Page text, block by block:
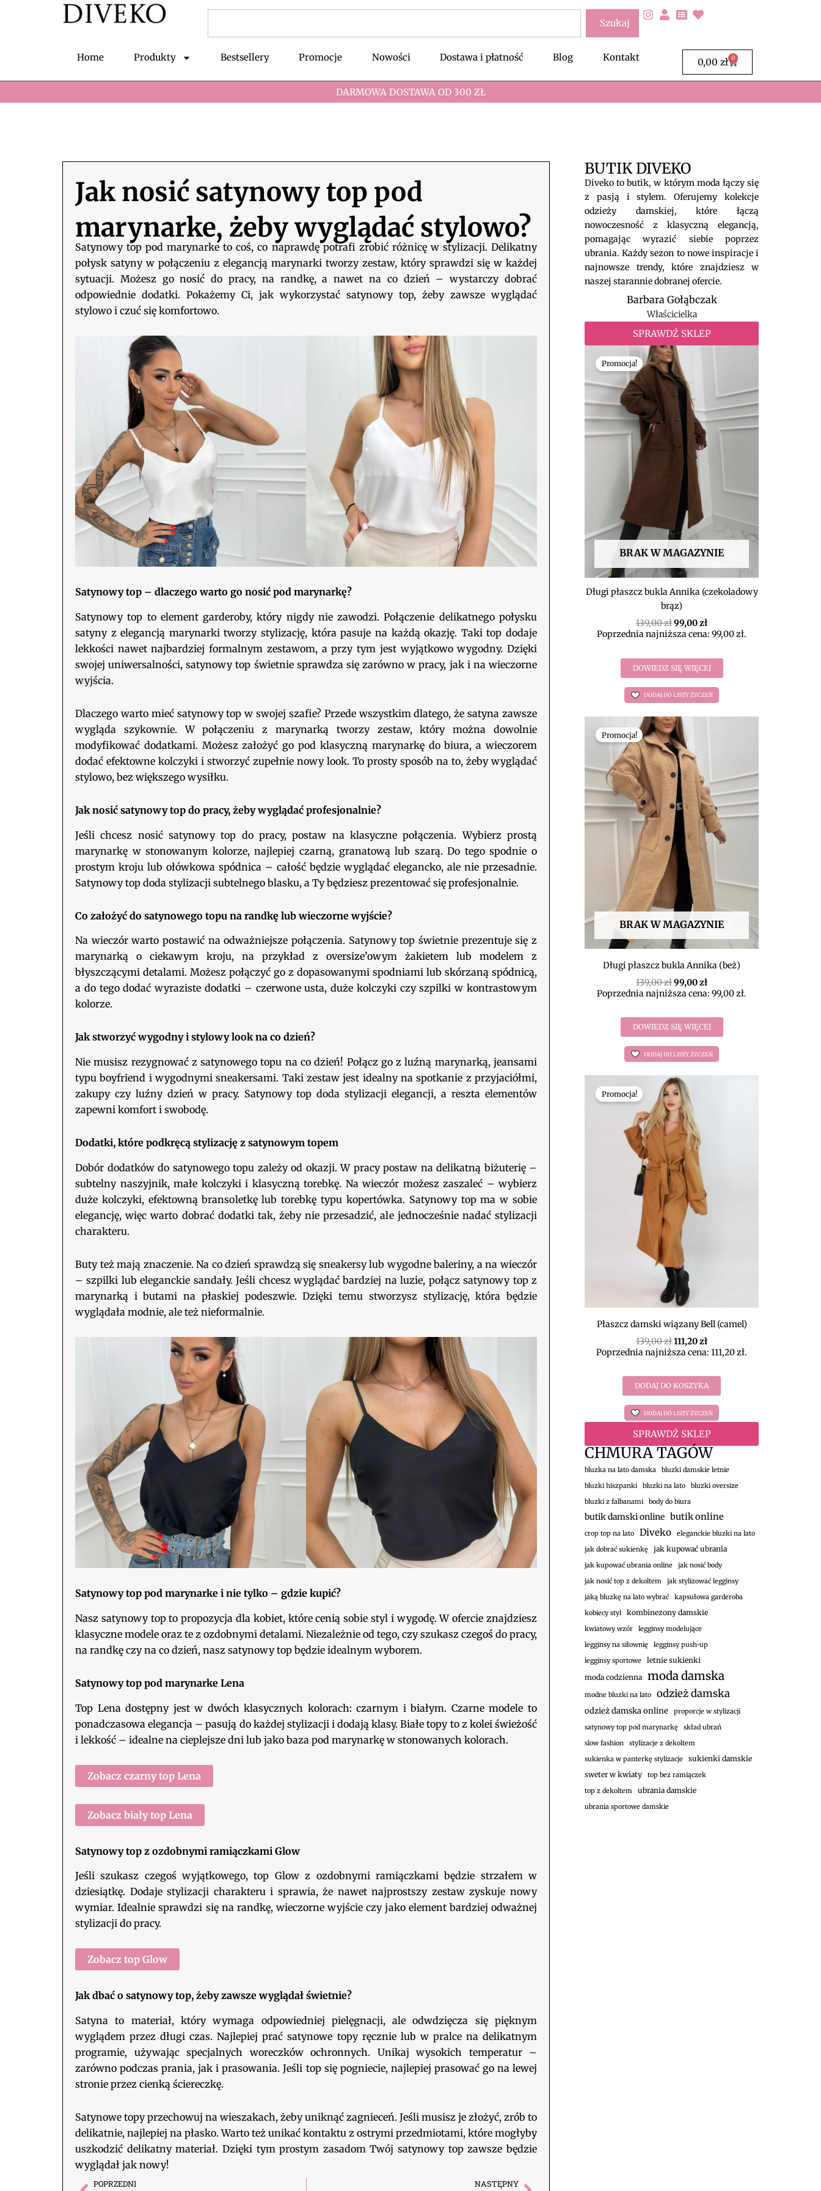
Szukaj
Home Produkty Bestsellery Promocje Nowości Dostawa i płatność Blog Kontakt 0,00 zł 0
Wózek
DARMOWA DOSTAWA OD 300 ZŁ
Jak nosić satynowy top pod
marynarke, żeby wyglądać stylowo?
Satynowy top pod marynarke to coś, co naprawdę potrafi zrobić różnicę w stylizacji. Delikatny
połysk satyny w połączeniu z elegancją marynarki tworzy zestaw, który sprawdzi się w każdej
sytuacji. Możesz go nosić do pracy, na randkę, a nawet na co dzień – wystarczy dobrać
odpowiednie dodatki. Pokażemy Ci, jak wykorzystać satynowy top, żeby zawsze wyglądać
stylowo i czuć się komfortowo.
Satynowy top – dlaczego warto go nosić pod marynarkę?
Satynowy top to element garderoby, który nigdy nie zawodzi. Połączenie delikatnego połysku
satyny z elegancją marynarki tworzy stylizację, która pasuje na każdą okazję. Taki top dodaje
lekkości nawet najbardziej formalnym zestawom, a przy tym jest wyjątkowo wygodny. Dzięki
swojej uniwersalności, satynowy top świetnie sprawdza się zarówno w pracy, jak i na wieczorne
wyjścia.
Dlaczego warto mieć satynowy top w swojej szafie? Przede wszystkim dlatego, że satyna zawsze
wygląda szykownie. W połączeniu z marynarką tworzy zestaw, który można dowolnie
modyfikować dodatkami. Możesz założyć go pod klasyczną marynarkę do biura, a wieczorem
dodać efektowne kolczyki i stworzyć zupełnie nowy look. To prosty sposób na to, żeby wyglądać
stylowo, bez większego wysiłku.
Jak nosić satynowy top do pracy, żeby wyglądać profesjonalnie?
Jeśli chcesz nosić satynowy top do pracy, postaw na klasyczne połączenia. Wybierz prostą
marynarkę w stonowanym kolorze, najlepiej czarną, granatową lub szarą. Do tego spodnie o
prostym kroju lub ołówkowa spódnica – całość będzie wyglądać elegancko, ale nie przesadnie.
Satynowy top doda stylizacji subtelnego blasku, a Ty będziesz prezentować się profesjonalnie.
Co założyć do satynowego topu na randkę lub wieczorne wyjście?
Na wieczór warto postawić na odważniejsze połączenia. Satynowy top świetnie prezentuje się z
marynarką o ciekawym kroju, na przykład z oversize’owym żakietem lub modelem z
błyszczącymi detalami. Możesz połączyć go z dopasowanymi spodniami lub skórzaną spódnicą,
a do tego dodać wyraziste dodatki – czerwone usta, duże kolczyki czy szpilki w kontrastowym
kolorze.
Jak stworzyć wygodny i stylowy look na co dzień?
Nie musisz rezygnować z satynowego topu na co dzień! Połącz go z luźną marynarką, jeansami
typu boyfriend i wygodnymi sneakersami. Taki zestaw jest idealny na spotkanie z przyjaciółmi,
zakupy czy luźny dzień w pracy. Satynowy top doda stylizacji elegancji, a reszta elementów
zapewni komfort i swobodę.
Dodatki, które podkręcą stylizację z satynowym topem
Dobór dodatków do satynowego topu zależy od okazji. W pracy postaw na delikatną biżuterię –
subtelny naszyjnik, małe kolczyki i klasyczną torebkę. Na wieczór możesz zaszaleć – wybierz
duże kolczyki, efektowną bransoletkę lub torebkę typu kopertówka. Satynowy top ma w sobie
elegancję, więc warto dobrać dodatki tak, żeby nie przesadzić, ale jednocześnie nadać stylizacji
charakteru.
Buty też mają znaczenie. Na co dzień sprawdzą się sneakersy lub wygodne baleriny, a na wieczór
– szpilki lub eleganckie sandały. Jeśli chcesz wyglądać bardziej na luzie, połącz satynowy top z
marynarką i butami na płaskiej podeszwie. Dzięki temu stworzysz stylizację, która będzie
wyglądała modnie, ale też nieformalnie.
Satynowy top pod marynarke i nie tylko – gdzie kupić?
Nasz satynowy top to propozycja dla kobiet, które cenią sobie styl i wygodę. W ofercie znajdziesz
klasyczne modele oraz te z ozdobnymi detalami. Niezależnie od tego, czy szukasz czegoś do pracy,
na randkę czy na co dzień, nasz satynowy top będzie idealnym wyborem.
Satynowy top pod marynarke Lena
Top Lena dostępny jest w dwóch klasycznych kolorach: czarnym i białym. Czarne modele to
ponadczasowa elegancja – pasują do każdej stylizacji i dodają klasy. Białe topy to z kolei świeżość
i lekkość – idealne na cieplejsze dni lub jako baza pod marynarkę w stonowanych kolorach.
Zobacz czarny top Lena
Zobacz biały top Lena
Satynowy top z ozdobnymi ramiączkami Glow
Jeśli szukasz czegoś wyjątkowego, top Glow z ozdobnymi ramiączkami będzie strzałem w
dziesiątkę. Dodaje stylizacji charakteru i sprawia, że nawet najprostszy zestaw zyskuje nowy
wymiar. Idealnie sprawdzi się na randkę, wieczorne wyjście czy jako element bardziej odważnej
stylizacji do pracy.
Zobacz top Glow
Jak dbać o satynowy top, żeby zawsze wyglądał świetnie?
Satyna to materiał, który wymaga odpowiedniej pielęgnacji, ale odwdzięcza się pięknym
wyglądem przez długi czas. Najlepiej prać satynowe topy ręcznie lub w pralce na delikatnym
programie, używając specjalnych woreczków ochronnych. Unikaj wysokich temperatur –
zarówno podczas prania, jak i prasowania. Jeśli top się pogniecie, najlepiej prasować go na lewej
stronie przez cienką ściereczkę.
Satynowe topy przechowuj na wieszakach, żeby uniknąć zagnieceń. Jeśli musisz je złożyć, zrób to
delikatnie, najlepiej na płasko. Warto też unikać kontaktu z ostrymi przedmiotami, które mogłyby
uszkodzić delikatny materiał. Dzięki tym prostym zasadom Twój satynowy top zawsze będzie
wyglądał jak nowy!
POPRZEDNI NASTĘPNY
BUTIK DIVEKO
Diveko to butik, w którym moda łączy się
z pasją i stylem. Oferujemy kolekcje
odzieży damskiej, które łączą
nowoczesność z klasyczną elegancją,
pomagając wyrazić siebie poprzez
ubrania. Każdy sezon to nowe inspiracje i
najnowsze trendy, które znajdziesz w
naszej starannie dobranej ofercie.
Barbara Gołąbczak
Właścicielka
SPRAWDŹ SKLEP
BRAK W MAGAZYNIE
Promocja!
Długi płaszcz bukla Annika (czekoladowy
brąz)
139,00zł
Pierwotna
cena
wynosiła:
139,00 zł.
99,00zł
Poprzednia najniższa cena: 99,00zł.
DOWIEDZ SIĘ WIĘCEJ
DODAJ DO LISTY ŻYCZEŃ
BRAK W MAGAZYNIE
Promocja!
Długi płaszcz bukla Annika (beż)
139,00zł
Pierwotna
cena
wynosiła:
139,00 zł.
99,00zł
Poprzednia najniższa cena: 99,00zł.
DOWIEDZ SIĘ WIĘCEJ
DODAJ DO LISTY ŻYCZEŃ
Promocja!
Płaszcz damski wiązany Bell (camel)
139,00zł
Pierwotna
cena
wynosiła:
139,00 zł.
111,20zł
Poprzednia najniższa cena: 111,20zł.
DODAJ DO KOSZYKA
DODAJ DO LISTY ŻYCZEŃ
SPRAWDŹ SKLEP
CHMURA TAGÓW
bluzka na lato damska
bluzki damskie letnie
bluzki hiszpanki
bluzki na lato
bluzki oversize
bluzki z falbanami
body do biura
butik damski online butik online
crop top na lato Diveko
eleganckie bluzki na lato
jak dobrać sukienkę
jak kupować ubrania
jak kupować ubrania online
jak nosić body
jak nosić top z dekoltem
jak stylizować legginsy
jaką bluzkę na lato wybrać
kapsułowa garderoba
kobiecy styl
kombinezony damskie
kwiatowy wzór
legginsy modelujące
legginsy na siłownię
legginsy push-up
legginsy sportowe
letnie sukienki
moda codzienna moda damska
modne bluzki na lato odzież damska
odzież damska online
proporcje w stylizacji
satynowy top pod marynarkę
skład ubrań
slow fashion
stylizacje z dekoltem
sukienka w panterkę stylizacje
sukienki damskie
sweter w kwiaty
top bez ramiączek
top z dekoltem
ubrania damskie
ubrania sportowe damskie